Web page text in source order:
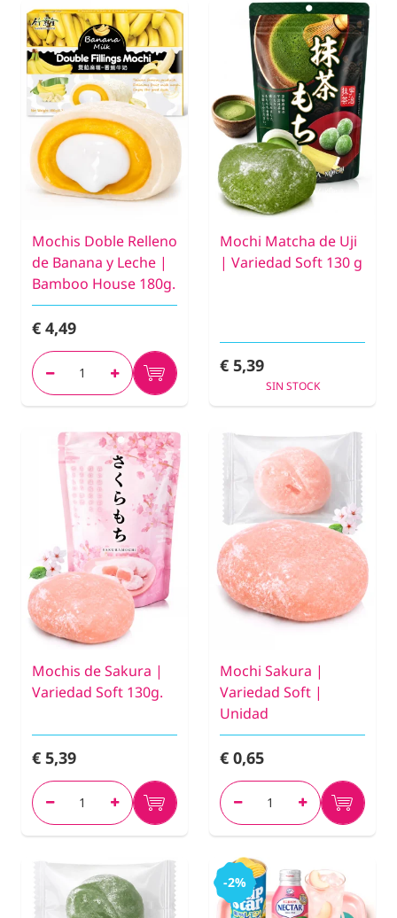
Mochis Doble Relleno
de Banana y Leche |
Bamboo House 180g.
€ 4,49
Mochi Matcha de Uji
| Variedad Soft 130 g
€ 5,39
SIN STOCK
Mochis de Sakura |
Variedad Soft 130g.
€ 5,39
Mochi Sakura |
Variedad Soft |
Unidad
€ 0,65
-2%